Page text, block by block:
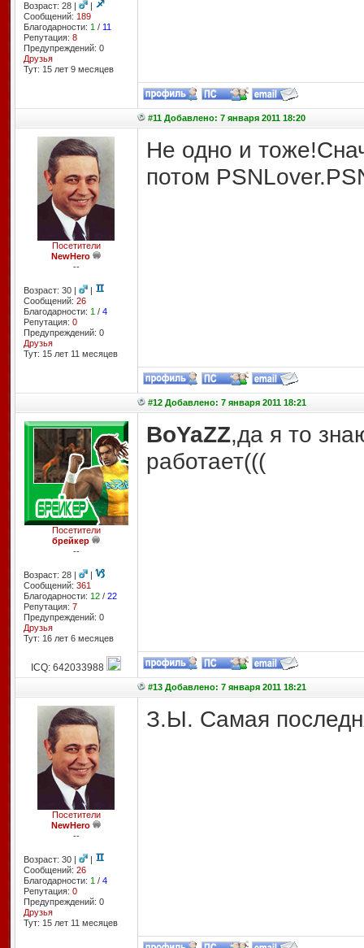
Возраст: 28 |
|
Сообщений: 189
Благодарности: 1 / 11
Репутация: 8
Предупреждений: 0
Друзья
Тут: 15 лет 9 месяцев
#11 Добавлено: 7 января 2011 18:20
Посетители
NewHero
--
Возраст: 30 |
|
Сообщений: 26
Благодарности: 1 / 4
Репутация: 0
Предупреждений: 0
Друзья
Тут: 15 лет 11 месяцев
Не одно и
потом
#12 Добавлено: 7 января 2011 18:21
Посетители
брейкер
--
Возраст: 28 |
|
Сообщений: 361
Благодарности: 12/ 22
Репутация: 7
Предупреждений: 0
Друзья
Тут: 16 лет 6 месяцев
BoYaZZ,да я то
работает(((
ICQ: 642033988
#13 Добавлено: 7 января 2011 18:21
Посетители
NewHero
--
Возраст: 30 |
|
Сообщений: 26
Благодарности: 1 / 4
Репутация: 0
Предупреждений: 0
Друзья
Тут: 15 лет 11 месяцев
З.Ы. Самая